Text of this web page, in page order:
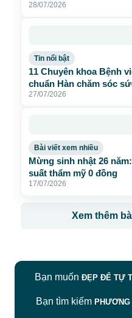
28/07/2026
Tin nổi bật
11 Chuyên khoa Bệnh
chuẩn Hàn chăm sóc
27/07/2026
Bài viết xem nhiều
Mừng sinh nhật 26
suất thẩm mỹ 0 đồng
17/07/2026
Xem thêm
Bạn muốn ĐẸP ĐỂ TỰ
Bạn tìm kiếm